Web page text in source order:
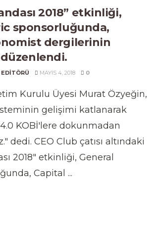
2018” etkinliği,
sponsorluğunda,
dergilerinin
MAYIS 4, 2018 0
Kurulu Üyesi Murat Özyeğin,
gelişimi katlanarak
KOBİ'lere dokunmadan
dedi. CEO Club çatısı altındaki
2018" etkinliği, General
Capital ...